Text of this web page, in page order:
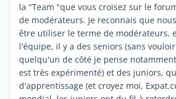
la "Team "que vous croisez sur le
de modérateurs. Je reconnais que
être utiliser le terme de modérateurs,
l'équipe, il y a des seniors (sans
quelqu'un de côté je pense
est très expérimenté) et des juniors,
d'apprentissage (et croyez moi,